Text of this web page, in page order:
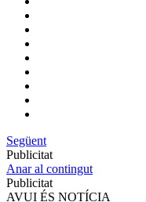
Següent
Publicitat
Anar al contingut
Publicitat
AVUI ÉS NOTÍCIA